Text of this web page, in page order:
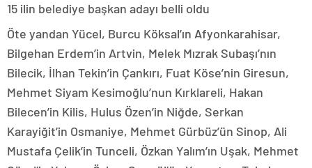
15 ilin belediye başkan adayı belli oldu
Öte yandan Yücel, Burcu Köksal’ın Afyonkarahisar,
Bilgehan Erdem’in Artvin, Melek Mızrak Subaşı’nın
Bilecik, İlhan Tekin’in Çankırı, Fuat Köse’nin Giresun,
Mehmet Siyam Kesimoğlu’nun Kırklareli, Hakan
Bilecen’in Kilis, Hulus Özen’in Niğde, Serkan
Karayiğit’in Osmaniye, Mehmet Gürbüz’ün Sinop, Ali
Mustafa Çelik’in Tunceli, Özkan Yalım’ın Uşak, Mehmet